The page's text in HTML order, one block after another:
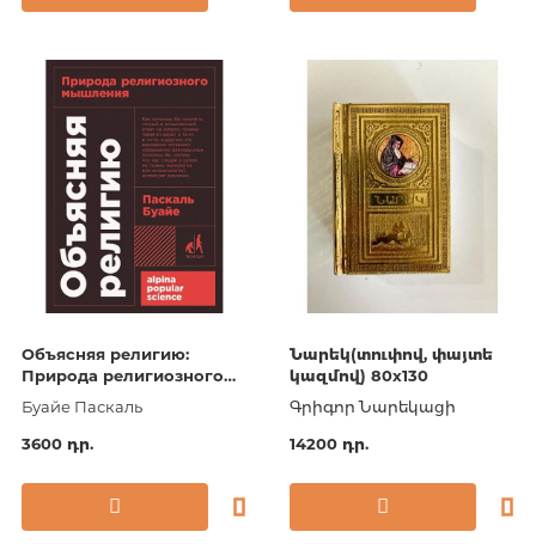
Объясняя религию:
Природа религиозного
мышления (покет)
Буайе Паскаль
3600 դր.
Նարեկ(տուփով, փայտե
կազմով) 80х130
Գրիգոր Նարեկացի
14200 դր.